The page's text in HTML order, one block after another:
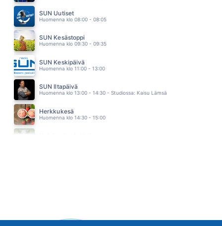
KAIJA KOO
05.10
SUN Uutiset
Huomenna klo 08:00 - 08:05
SUN Kesästoppi
Huomenna klo 09:30 - 09:35
SUN Keskipäivä
Huomenna klo 11:00 - 13:00
SUN Iltapäivä
Huomenna klo 13:00 - 14:30 - Studiossa: Kaisu Lämsä
Herkkukesä
Huomenna klo 14:30 - 15:00